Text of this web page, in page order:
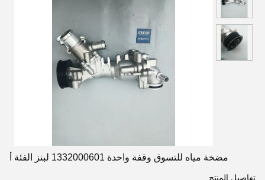
مضخة مياه للتسوق وقفة واحدة 1332000601 لبنز الفئة أ
تفاصيل المنتج